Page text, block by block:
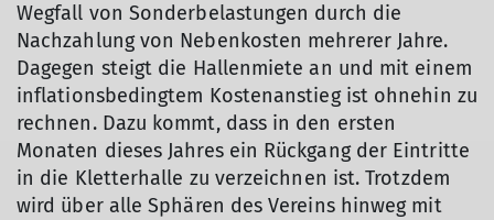
Wegfall von Sonderbelastungen durch die
Nachzahlung von Nebenkosten mehrerer Jahre.
Dagegen steigt die Hallenmiete an und mit einem
inflationsbedingtem Kostenanstieg ist ohnehin zu
rechnen. Dazu kommt, dass in den ersten
Monaten dieses Jahres ein Rückgang der Eintritte
in die Kletterhalle zu verzeichnen ist. Trotzdem
wird über alle Sphären des Vereins hinweg mit